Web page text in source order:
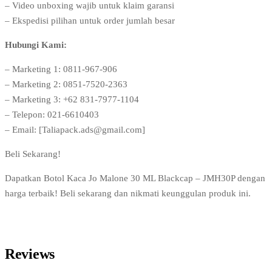
– Video unboxing wajib untuk klaim garansi
– Ekspedisi pilihan untuk order jumlah besar
Hubungi Kami:
– Marketing 1: 0811-967-906
– Marketing 2: 0851-7520-2363
– Marketing 3: +62 831-7977-1104
– Telepon: 021-6610403
– Email: [Taliapack.ads@gmail.com]
Beli Sekarang!
Dapatkan Botol Kaca Jo Malone 30 ML Blackcap – JMH30P dengan
harga terbaik! Beli sekarang dan nikmati keunggulan produk ini.
Reviews